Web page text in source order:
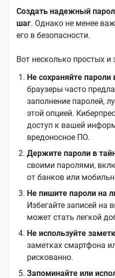
Создать надежный
шаг. Однако не менее
его в безопасности.
Вот несколько простых
Не сохраняйте пароли
браузеры часто
заполнение паролей,
этой опцией.
доступ к вашей
вредоносное ПО.
Держите пароли в
своими паролями,
от банков или
Не пишите пароли на
Избегайте записей на
может стать легкой
Не используйте
заметках смартфона
рискованно.
Запоминайте или